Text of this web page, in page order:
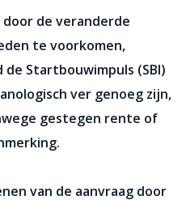
de veranderde
te voorkomen,
Startbouwimpuls (SBI)
ver genoeg zijn,
gestegen rente of
van de aanvraag door